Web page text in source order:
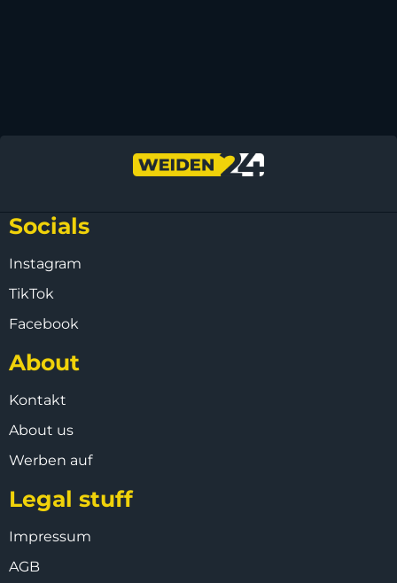
Socials
Instagram
TikTok
Facebook
About
Kontakt
About us
Werben auf
Legal stuff
Impressum
AGB